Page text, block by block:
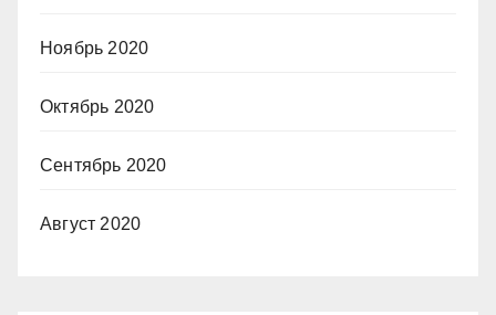
Ноябрь 2020
Октябрь 2020
Сентябрь 2020
Август 2020